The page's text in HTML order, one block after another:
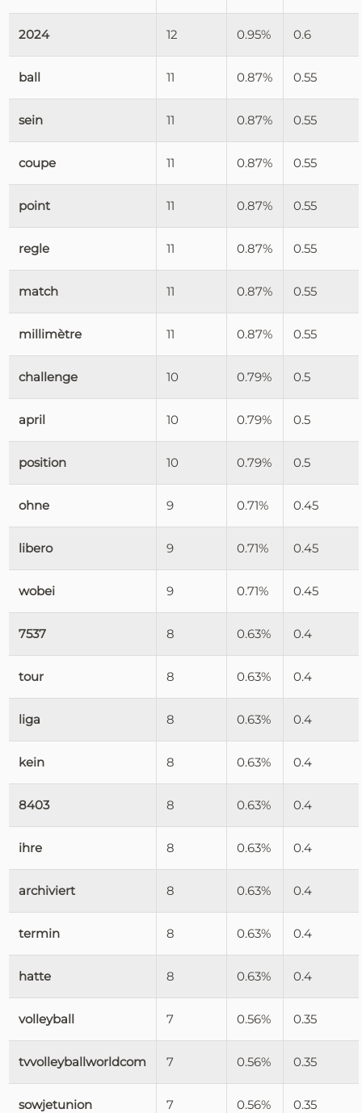
2024 12 0.95% 0.6
ball 11 0.87% 0.55
sein 11 0.87% 0.55
coupe 11 0.87% 0.55
point 11 0.87% 0.55
regle 11 0.87% 0.55
match 11 0.87% 0.55
millimètre 11 0.87% 0.55
challenge 10 0.79% 0.5
april 10 0.79% 0.5
position 10 0.79% 0.5
ohne 9 0.71% 0.45
libero 9 0.71% 0.45
wobei 9 0.71% 0.45
7537 8 0.63% 0.4
tour 8 0.63% 0.4
liga 8 0.63% 0.4
kein 8 0.63% 0.4
8403 8 0.63% 0.4
ihre 8 0.63% 0.4
archiviert 8 0.63% 0.4
termin 8 0.63% 0.4
hatte 8 0.63% 0.4
volleyball 7 0.56% 0.35
tvvolleyballworldcom 7 0.56% 0.35
sowjetunion 7 0.56% 0.35